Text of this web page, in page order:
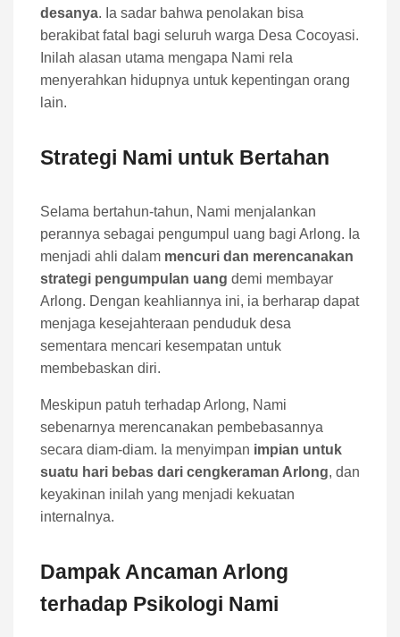
desanya. Ia sadar bahwa penolakan bisa
berakibat fatal bagi seluruh warga Desa Cocoyasi.
Inilah alasan utama mengapa Nami rela
menyerahkan hidupnya untuk kepentingan orang
lain.
Strategi Nami untuk Bertahan
Selama bertahun-tahun, Nami menjalankan
perannya sebagai pengumpul uang bagi Arlong. Ia
menjadi ahli dalam mencuri dan merencanakan
strategi pengumpulan uang demi membayar
Arlong. Dengan keahliannya ini, ia berharap dapat
menjaga kesejahteraan penduduk desa
sementara mencari kesempatan untuk
membebaskan diri.
Meskipun patuh terhadap Arlong, Nami
sebenarnya merencanakan pembebasannya
secara diam-diam. Ia menyimpan impian untuk
suatu hari bebas dari cengkeraman Arlong, dan
keyakinan inilah yang menjadi kekuatan
internalnya.
Dampak Ancaman Arlong
terhadap Psikologi Nami